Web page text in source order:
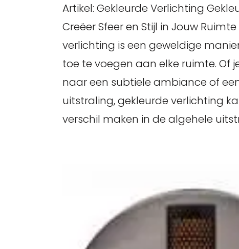
Artikel: Gekleurde Verlichting
Creëer Sfeer en Stijl in Jouw
verlichting is een geweldige
toe te voegen aan elke ruimte. Of
naar een subtiele ambiance of
uitstraling, gekleurde verlichting
verschil maken in de algehele